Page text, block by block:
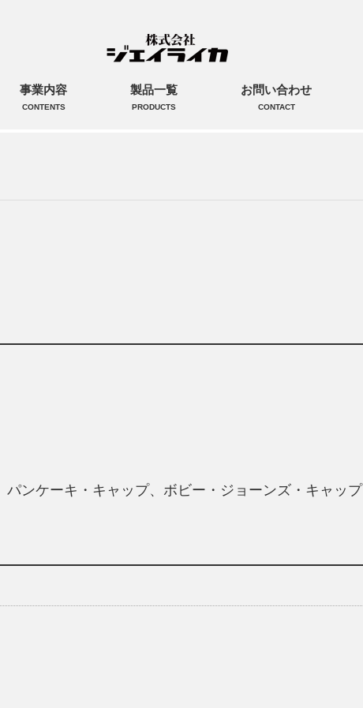
事業内容
CONTENTS
製品一覧
PRODUCTS
お問い合わせ
CONTACT
ンケーキ・キャップ、ボビー・ジョーンズ・キャップ